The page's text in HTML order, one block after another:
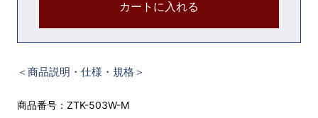
カートに入れる
＜商品説明・仕様・規格＞
商品番号：ZTK-503W-M